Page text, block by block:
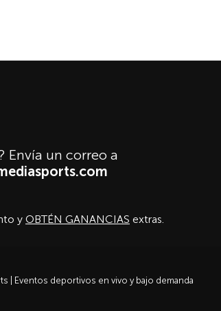
Envía un correo a
y OBTÉN GANANCIAS extras.
| Eventos deportivos en vivo y bajo demanda